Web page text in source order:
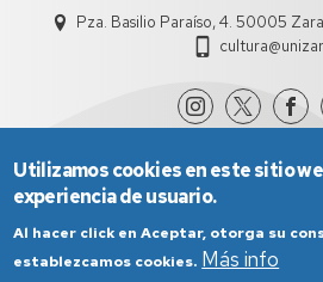
Pza. Basilio Paraíso, 4. 50005
Utilizamos cookies en este sitio
experiencia de usuario.
Al hacer click en Aceptar, otorga su
establezcamos cookies. Más info